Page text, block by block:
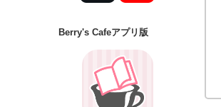
Berry's Cafeアプリ版